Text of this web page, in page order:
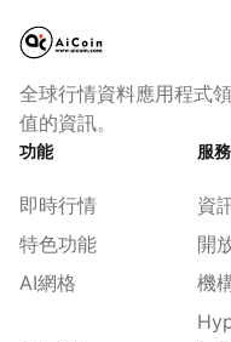
全球行情資料應用程式
值的資訊。
功能
即時行情
特色功能
AI網格
服務
資
開
機